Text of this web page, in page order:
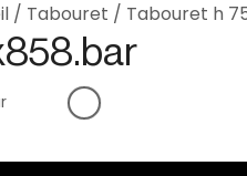
/ Tabouret / Tabouret h